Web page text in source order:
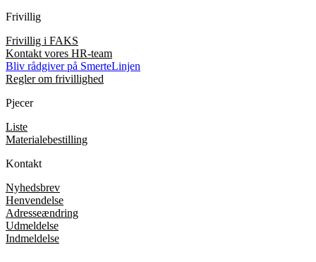
Frivillig
Frivillig i FAKS
Kontakt vores HR-team
Bliv rådgiver på SmerteLinjen
Regler om frivillighed
Pjecer
Liste
Materialebestilling
Kontakt
Nyhedsbrev
Henvendelse
Adresseændring
Udmeldelse
Indmeldelse